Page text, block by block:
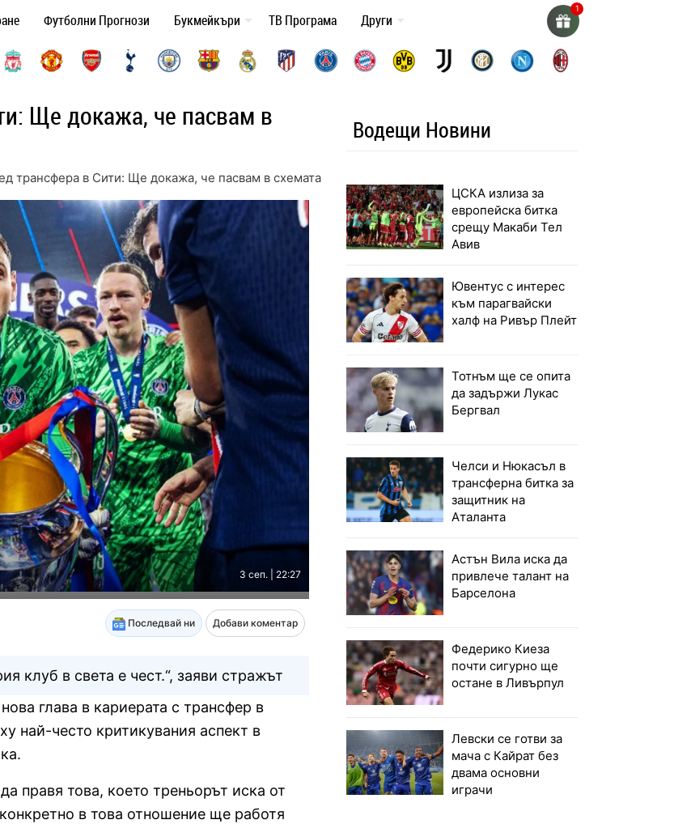
Футболни Прогнози Букмейкъри ТВ Програма Други
Ще докажа, че пасвам в
трансфера в Сити: Ще докажа, че пасвам в схемата на Пеп
3 сеп. | 22:27
Последвай ни Добави коментар
клуб в света е чест.“, заяви стражът
глава в кариерата с трансфер в
най-често критикувания аспект в
правя това, което треньорът иска от
в това отношение ще работя
Водещи Новини
ЦСКА излиза за
европейска битка
срещу Макаби Тел
Авив
Ювентус с интерес
към парагвайски
халф на Ривър Плейт
Тотнъм ще се опита
да задържи Лукас
Бергвал
Челси и Нюкасъл в
трансферна битка за
защитник на
Аталанта
Астън Вила иска да
привлече талант на
Барселона
Федерико Киеза
почти сигурно ще
остане в Ливърпул
Левски се готви за
мача с Кайрат без
двама основни
играчи